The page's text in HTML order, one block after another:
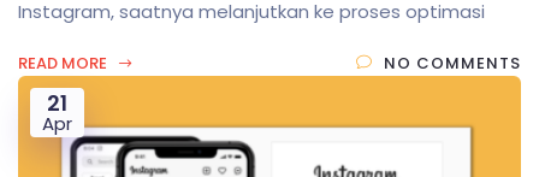
Instagram, saatnya melanjutkan ke proses optimasi
READ MORE NO COMMENTS
21
Apr